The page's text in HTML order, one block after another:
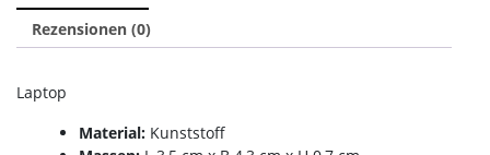
Rezensionen (0)
Laptop
Material: Kunststoff